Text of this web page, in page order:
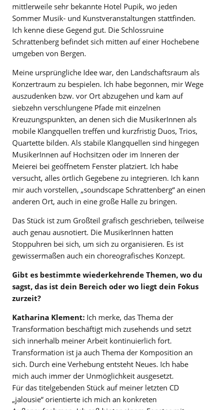
mittlerweile sehr bekannte Hotel Pupik, wo jeden
Sommer Musik- und Kunstveranstaltungen stattfinden.
Ich kenne diese Gegend gut. Die Schlossruine
Schrattenberg befindet sich mitten auf einer Hochebene
umgeben von Bergen.
Meine ursprüngliche Idee war, den Landschaftsraum als
Konzertraum zu bespielen. Ich habe begonnen, mir Wege
auszudenken bzw. vor Ort abzugehen und kam auf
siebzehn verschlungene Pfade mit einzelnen
Kreuzungspunkten, an denen sich die MusikerInnen als
mobile Klangquellen treffen und kurzfristig Duos, Trios,
Quartette bilden. Als stabile Klangquellen sind hingegen
MusikerInnen auf Hochsitzen oder im Inneren der
Meierei bei geöffnetem Fenster platziert. Ich habe
versucht, alles örtlich Gegebene zu integrieren. Ich kann
mir auch vorstellen, „soundscape Schrattenberg“ an einen
anderen Ort, auch in eine große Halle zu bringen.
Das Stück ist zum Großteil grafisch geschrieben, teilweise
auch genau ausnotiert. Die MusikerInnen hatten
Stoppuhren bei sich, um sich zu organisieren. Es ist
gewissermaßen auch ein choreografisches Konzept.
Gibt es bestimmte wiederkehrende Themen, wo du
sagst, das ist dein Bereich oder wo liegt dein Fokus
zurzeit?
Katharina Klement: Ich merke, das Thema der
Transformation beschäftigt mich zusehends und setzt
sich innerhalb meiner Arbeit kontinuierlich fort.
Transformation ist ja auch Thema der Komposition an
sich. Durch eine Verhebung entsteht Neues. Ich habe
mich auch immer der Unmöglichkeit ausgesetzt.
Für das titelgebenden Stück auf meiner letzten CD
„jalousie“ orientierte ich mich an konkreten